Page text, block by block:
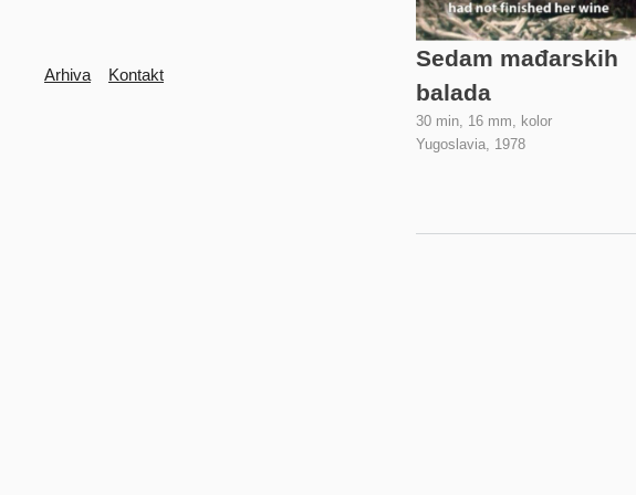
Sedam mađarskih
balada
30 min, 16 mm, kolor
Yugoslavia, 1978
Arhiva Kontakt